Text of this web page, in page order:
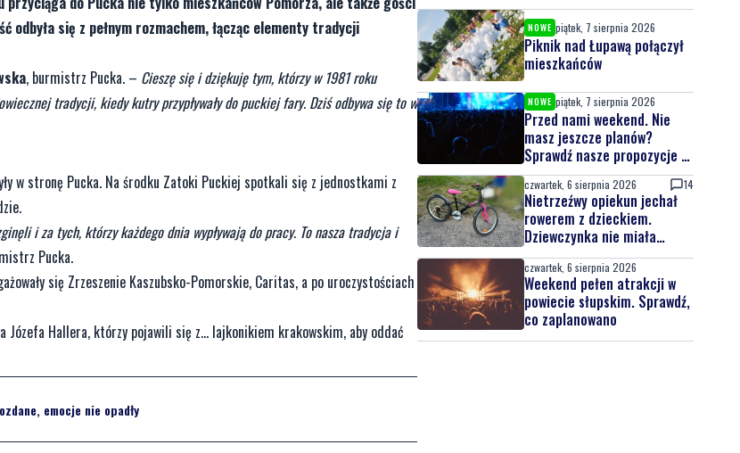
odbyła się z pełnym rozmachem, łącząc elementy tradycji
, burmistrz Pucka. – Cieszę się i dziękuję tym, którzy w 1981 roku
tradycji, kiedy kutry przypływały do puckiej fary. Dziś odbywa się to w
w stronę Pucka. Na środku Zatoki Puckiej spotkali się z jednostkami z
i za tych, którzy każdego dnia wypływają do pracy. To nasza tradycja i
Pucka.
się Zrzeszenie Kaszubsko-Pomorskie, Caritas, a po uroczystościach
Józefa Hallera, którzy pojawili się z… lajkonikiem krakowskim, aby oddać
emocje nie opadły
NOWE piątek, 7 sierpnia 2026
Piknik nad Łupawą połączył
mieszkańców
NOWE piątek, 7 sierpnia 2026
Przed nami weekend. Nie
masz jeszcze planów?
Sprawdź nasze propozycje w
powiecie wejherowskim i
puckim
czwartek, 6 sierpnia 2026 14
Nietrzeźwy opiekun jechał
rowerem z dzieckiem.
Dziewczynka nie miała
kasku
czwartek, 6 sierpnia 2026
Weekend pełen atrakcji w
powiecie słupskim. Sprawdź,
co zaplanowano